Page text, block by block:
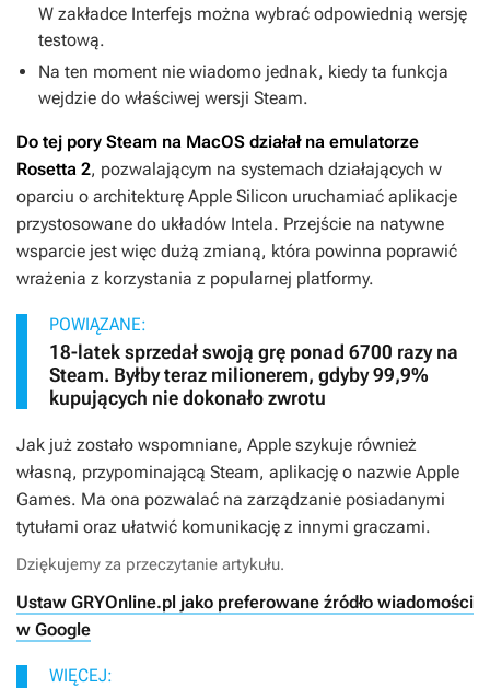
W zakładce Interfejs można wybrać odpowiednią wersję
testową.
Na ten moment nie wiadomo jednak, kiedy ta funkcja
wejdzie do właściwej wersji Steam.
Do tej pory Steam na MacOS działał na emulatorze
Rosetta 2, pozwalającym na systemach działających w
oparciu o architekturę Apple Silicon uruchamiać aplikacje
przystosowane do układów Intela. Przejście na natywne
wsparcie jest więc dużą zmianą, która powinna poprawić
wrażenia z korzystania z popularnej platformy.
POWIĄZANE:
18-latek sprzedał swoją grę ponad 6700 razy na
Steam. Byłby teraz milionerem, gdyby 99,9%
kupujących nie dokonało zwrotu
Jak już zostało wspomniane, Apple szykuje również
własną, przypominającą Steam, aplikację o nazwie Apple
Games. Ma ona pozwalać na zarządzanie posiadanymi
tytułami oraz ułatwić komunikację z innymi graczami.
Dziękujemy za przeczytanie artykułu.
Ustaw GRYOnline.pl jako preferowane źródło wiadomości
w Google
WIĘCEJ: